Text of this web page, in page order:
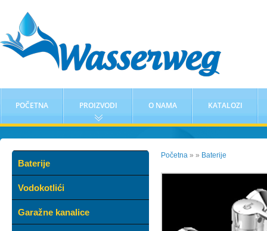
POČETNA PROIZVODI O NAMA KATALOZI
Baterije
Vodokotlići
Garažne kanalice
Početna » » Baterije